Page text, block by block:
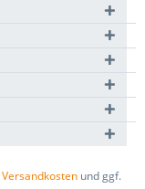
Versandkosten und ggf.